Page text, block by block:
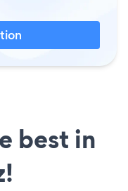
best in